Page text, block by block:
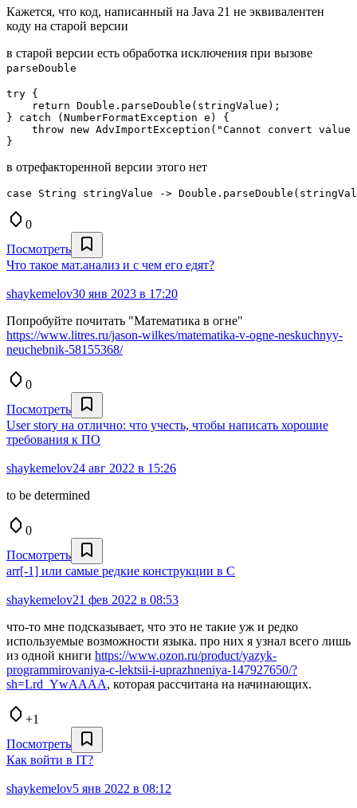
Кажется, что код, написанный на Java 21 не эквивалентен
коду на старой версии
в старой версии есть обработка исключения при вызове
parseDouble
try {
    return Double.parseDouble(stringValue);
} catch (NumberFormatException e) {
throw new AdvImportException("Cannot convert
в отрефакторенной версии этого нет
0
Посмотреть
Что такое мат.анализ и с чем его едят?
shaykemelov30 янв 2023 в 17:20
Попробуйте почитать "Математика в огне"
https://www.litres.ru/jason-wilkes/matematika-v-ogne-neskuchnyy-
neuchebnik-58155368/
0
Посмотреть
User story на отлично: что учесть, чтобы написать хорошие
требования к ПО
shaykemelov24 авг 2022 в 15:26
to be determined
0
Посмотреть
arr[-1] или самые редкие конструкции в С
shaykemelov21 фев 2022 в 08:53
что-то мне подсказывает, что это не такие уж и редко
используемые возможности языка. про них я узнал всего лишь
из одной книги https://www.ozon.ru/product/yazyk-
programmirovaniya-c-lektsii-i-uprazhneniya-147927650/?
sh=Lrd_YwAAAA, которая рассчитана на начинающих.
+1
Посмотреть
Как войти в IT?
shaykemelov5 янв 2022 в 08:12